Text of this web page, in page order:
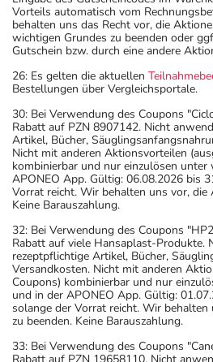
Vorteils automatisch vom
behalten uns das Recht vor, die
wichtigen Grundes zu beenden oder
Gutschein bzw. durch eine andere
26: Es gelten die aktuellen
Bestellungen über Vergleichsportale.
30: Bei Verwendung des Coupons
Rabatt auf PZN 8907142. Nicht
Artikel, Bücher,
Nicht mit anderen Aktionsvorteilen
kombinierbar und nur einzulösen
APONEO App. Gültig: 06.08.2026 bis
Vorrat reicht. Wir behalten uns vor, die
Keine Barauszahlung.
32: Bei Verwendung des Coupons
Rabatt auf viele Hansaplast-Produkte.
rezeptpflichtige Artikel, Bücher,
Versandkosten. Nicht mit anderen
Coupons) kombinierbar und nur
und in der APONEO App. Gültig:
solange der Vorrat reicht. Wir
zu beenden. Keine Barauszahlung.
33: Bei Verwendung des Coupons